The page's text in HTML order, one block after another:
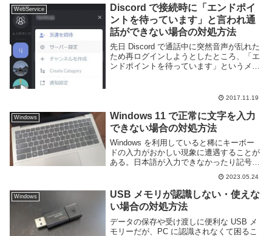
WebService
Discord で接続時に「エンドポイ
ントを待っています」と言われ通
話ができない場合の対処方法
先日 Discord で通話中に突然音声が乱れた
ため再ログインしようとしたところ、「エ
ンドポイントを待っています」というメッ
ンバーも同様に接続できず、Twitter...2017.11.19
Windows
Windows 11 で正常に文字を入力
できない場合の対処方法
Windows を利用していると稀にキーボー
ドの入力がおかしい現象に遭遇することが
ある。日本語が入力できなかったり記号が
変だったりと正常に入力ができないと困
る。キーボードが自分の想定通りに動いて
くれない場合、その原因には現象により
様々なもの...
2023.05.24
Windows
USB メモリが認識しない・使えな
い場合の対処方法
データの保存や受け渡しに便利な USB メ
モリーだが、PC に認識されなくて困るこ